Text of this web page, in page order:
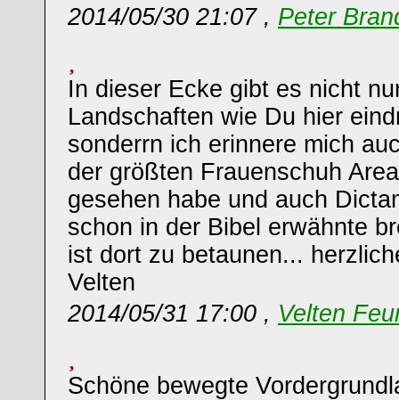
2014/05/30 21:07 , Peter
In dieser Ecke gibt es nicht
Landschaften wie Du hier
sonderrn ich erinnere mich
der größten Frauenschuh
gesehen habe und auch
schon in der Bibel erwähnte
ist dort zu betaunen...
Velten
2014/05/31 17:00 , Velten
Schöne bewegte